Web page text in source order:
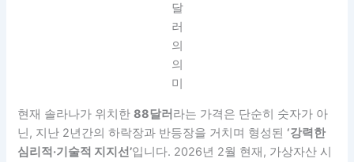
달
러
의
의
미
현재 솔라나가 위치한88달러 라는 가격은 단순히 숫자가 아
닌, 지난 2년간의 하락장과 반등장을 거치며 형성된 ‘강력한
심리적·기술적 지지선’입니다. 2026년 2월 현재, 가상자산 시